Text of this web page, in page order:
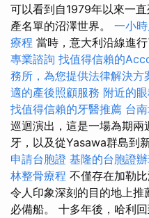
可以看到自1979年以來一
產名單的沼澤世界。 一小
療程 當時，意大利沿線進
專業諮詢 找值得信賴的
務所，為您提供法律解決方
適的產後照顧服務 附近的
找值得信賴的牙醫推薦 台
巡迴演出，這是一場為期
牙，以及從Yasawa群島到
申請台胞證 基隆的台胞證
林整骨療程 不僅存在加勒
令人印象深刻的目的地上
必備船。 十多年後，哈利